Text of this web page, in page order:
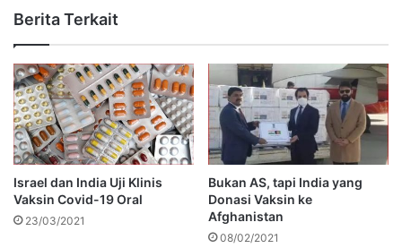
Berita Terkait
Israel dan India Uji Klinis
Vaksin Covid-19 Oral
23/03/2021
Bukan AS, tapi India yang
Donasi Vaksin ke
Afghanistan
08/02/2021